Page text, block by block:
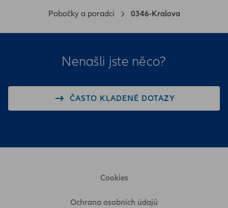
Nenašli jste něco?
ČASTO KLADENÉ DOTAZY
Cookies
Ochrana osobních údajů
Pobočky a poradci 0346-Kralova